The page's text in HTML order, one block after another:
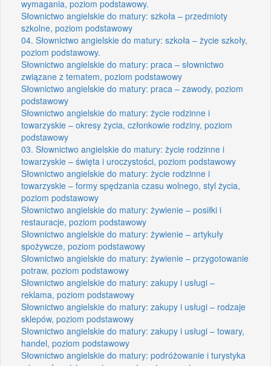
wymagania, poziom podstawowy.
Słownictwo angielskie do matury: szkoła – przedmioty
szkolne, poziom podstawowy
04. Słownictwo angielskie do matury: szkoła – życie szkoły,
poziom podstawowy.
Słownictwo angielskie do matury: praca – słownictwo
związane z tematem, poziom podstawowy
Słownictwo angielskie do matury: praca – zawody, poziom
podstawowy
Słownictwo angielskie do matury: życie rodzinne i
towarzyskie – okresy życia, członkowie rodziny, poziom
podstawowy
03. Słownictwo angielskie do matury: życie rodzinne i
towarzyskie – święta i uroczystości, poziom podstawowy
Słownictwo angielskie do matury: życie rodzinne i
towarzyskie – formy spędzania czasu wolnego, styl życia,
poziom podstawowy
Słownictwo angielskie do matury: żywienie – posiłki i
restauracje, poziom podstawowy
Słownictwo angielskie do matury: żywienie – artykuły
spożywcze, poziom podstawowy
Słownictwo angielskie do matury: żywienie – przygotowanie
potraw, poziom podstawowy
Słownictwo angielskie do matury: zakupy i usługi –
reklama, poziom podstawowy
Słownictwo angielskie do matury: zakupy i usługi – rodzaje
sklepów, poziom podstawowy
Słownictwo angielskie do matury: zakupy i usługi – towary,
handel, poziom podstawowy
Słownictwo angielskie do matury: podróżowanie i turystyka